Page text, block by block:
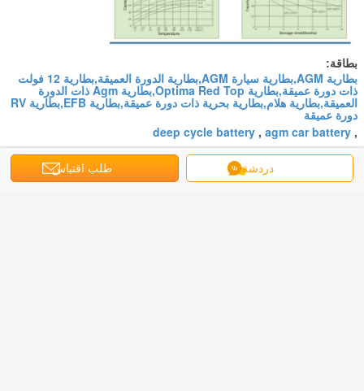
بطاقة:
بطارية AGM,بطارية سيارة AGM,بطارية الدورة العميقة,بطارية 12 فولت
ذات دورة عميقة,بطارية Optima Red Top,بطارية Agm ذات الدورة
العميقة,بطارية هلام,بطارية بحرية ذات دورة عميقة,بطارية EFB,بطارية RV
دورة عميقة
,
agm car battery
,
deep cycle battery
احصل على افضل سعر لدردشة طلب اقتباس